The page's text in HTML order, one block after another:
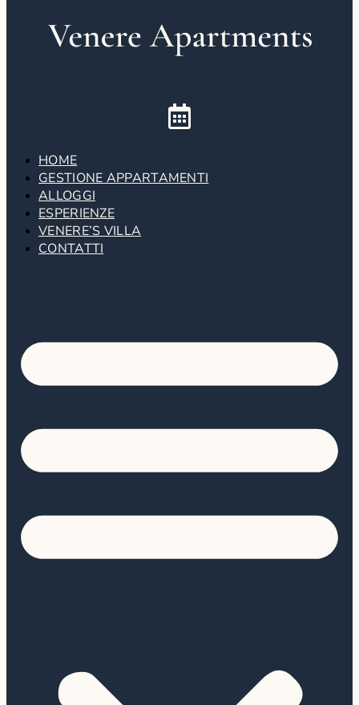
HOME
GESTIONE APPARTAMENTI
ALLOGGI
ESPERIENZE
VENERE’S VILLA
CONTATTI